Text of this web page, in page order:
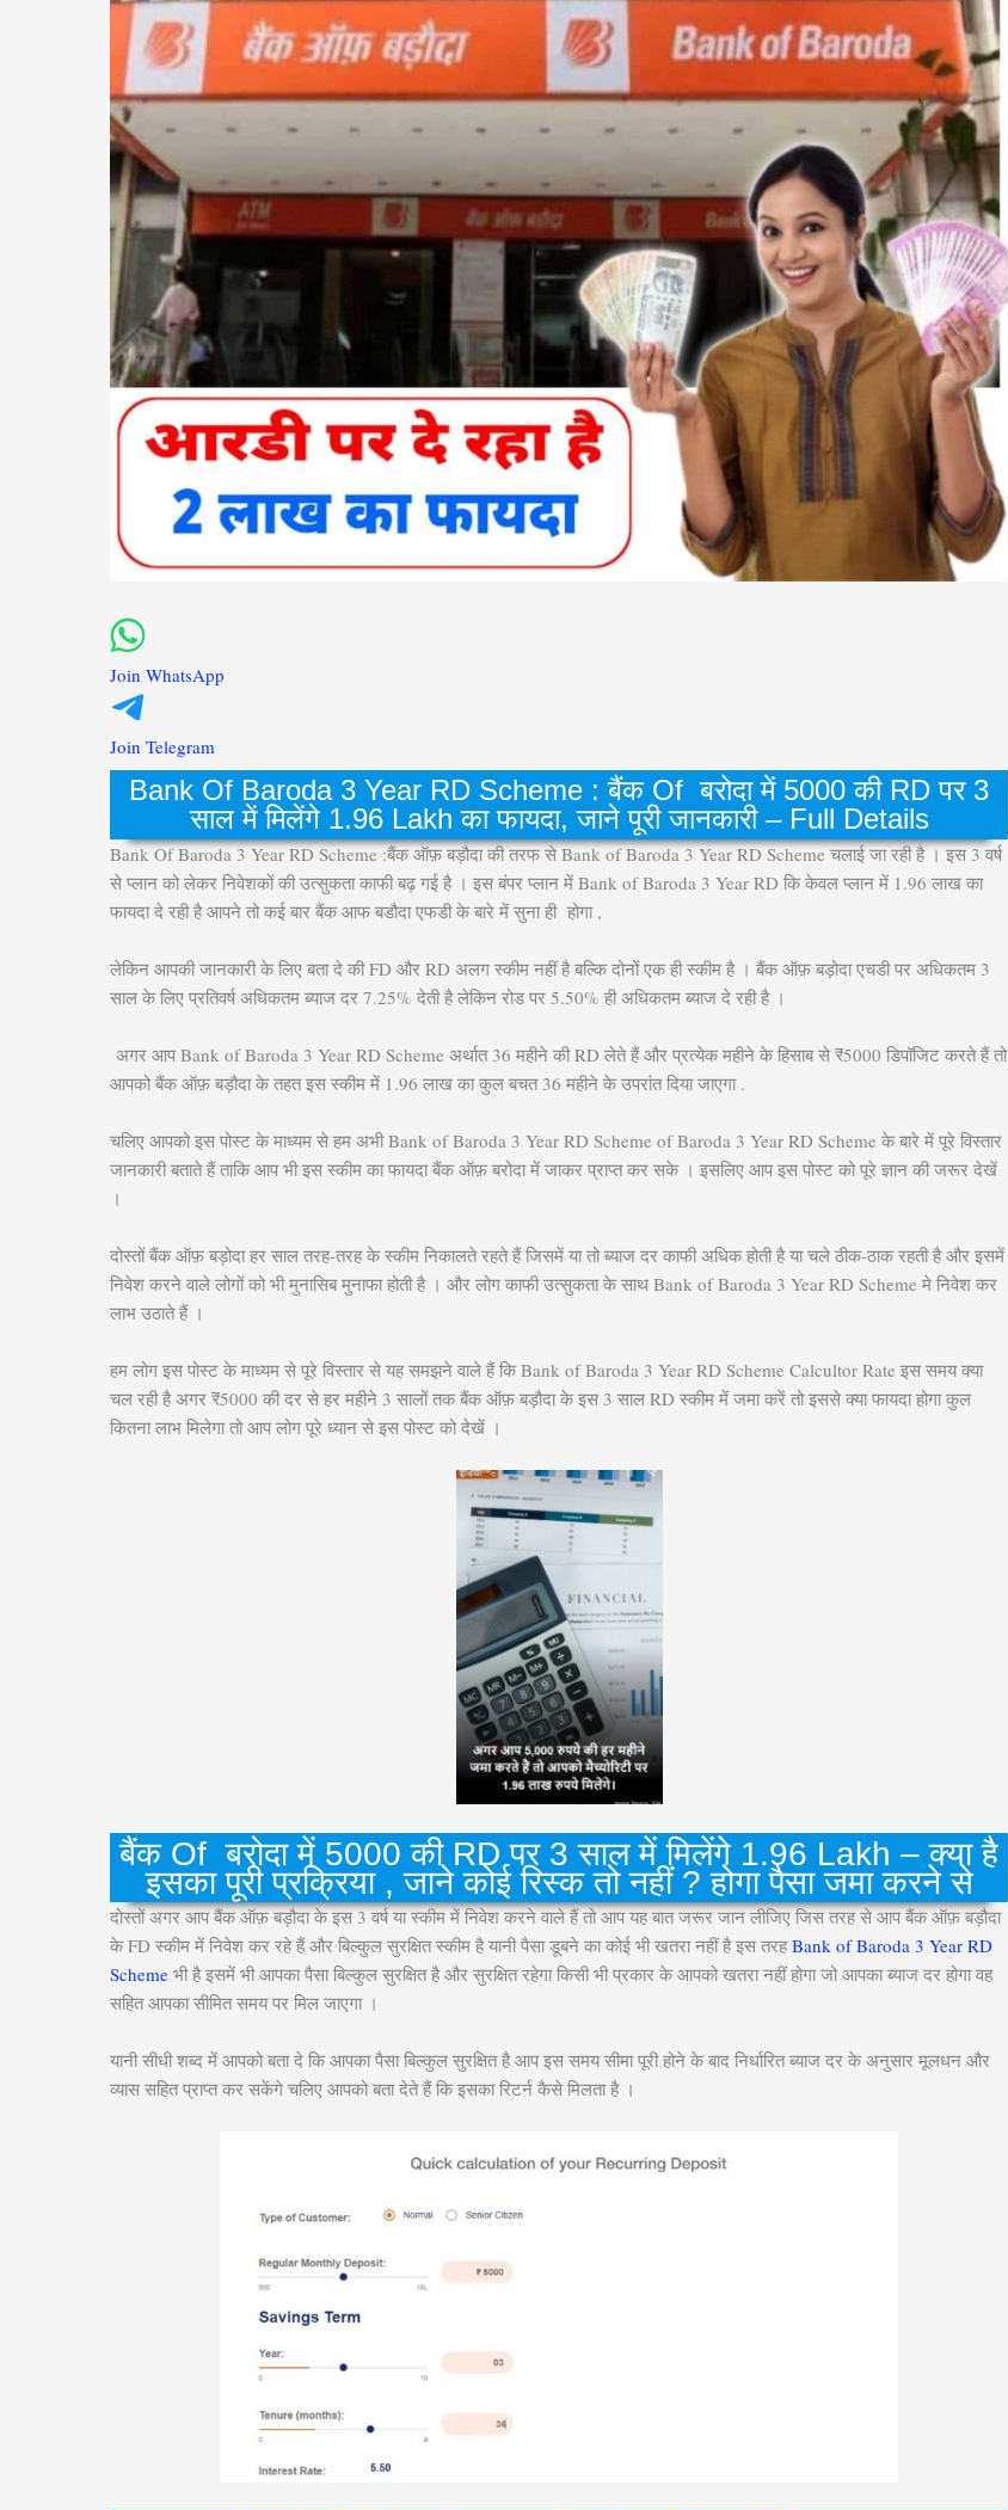
Join WhatsApp
Join Telegram
Bank Of Baroda 3 Year RD Scheme : बैंक Of बरोदा में 5000 की RD पर 3
साल में मिलेंगे 1.96 Lakh का फायदा, जाने पूरी जानकारी – Full Details
Bank Of Baroda 3 Year RD Scheme :बैंक ऑफ़ बड़ौदा की तरफ से Bank of Baroda 3 Year RD Scheme चलाई जा रही है । इस 3 वर्ष
से प्लान को लेकर निवेशकों की उत्सुकता काफी बढ़ गई है । इस बंपर प्लान में Bank of Baroda 3 Year RD कि केवल प्लान में 1.96 लाख का
फायदा दे रही है आपने तो कई बार बैंक आफ बडौदा एफडी के बारे में सुना ही होगा ,
लेकिन आपकी जानकारी के लिए बता दे की FD और RD अलग स्कीम नहीं है बल्कि दोनों एक ही स्कीम है । बैंक ऑफ़ बड़ोदा एचडी पर अधिकतम 3
साल के लिए प्रतिवर्ष अधिकतम ब्याज दर 7.25% देती है लेकिन रोड पर 5.50% ही अधिकतम ब्याज दे रही है ।
अगर आप Bank of Baroda 3 Year RD Scheme अर्थात 36 महीने की RD लेते हैं और प्रत्येक महीने के हिसाब से ₹5000 डिपॉजिट करते हैं तो
आपको बैंक ऑफ़ बड़ौदा के तहत इस स्कीम में 1.96 लाख का कुल बचत 36 महीने के उपरांत दिया जाएगा .
चलिए आपको इस पोस्ट के माध्यम से हम अभी Bank of Baroda 3 Year RD Scheme of Baroda 3 Year RD Scheme के बारे में पूरे विस्तार
जानकारी बताते हैं ताकि आप भी इस स्कीम का फायदा बैंक ऑफ़ बरोदा में जाकर प्राप्त कर सके । इसलिए आप इस पोस्ट को पूरे ज्ञान की जरूर देखें
।
दोस्तों बैंक ऑफ़ बड़ोदा हर साल तरह-तरह के स्कीम निकालते रहते हैं जिसमें या तो ब्याज दर काफी अधिक होती है या चले ठीक-ठाक रहती है और इसमें
निवेश करने वाले लोगों को भी मुनासिब मुनाफा होती है । और लोग काफी उत्सुकता के साथ Bank of Baroda 3 Year RD Scheme मे निवेश कर
लाभ उठाते हैं ।
हम लोग इस पोस्ट के माध्यम से पूरे विस्तार से यह समझने वाले हैं कि Bank of Baroda 3 Year RD Scheme Calcultor Rate इस समय क्या
चल रही है अगर ₹5000 की दर से हर महीने 3 सालों तक बैंक ऑफ़ बड़ौदा के इस 3 साल RD स्कीम में जमा करें तो इससे क्या फायदा होगा कुल
कितना लाभ मिलेगा तो आप लोग पूरे ध्यान से इस पोस्ट को देखें ।
बैंक Of बरोदा में 5000 की RD पर 3 साल में मिलेंगे 1.96 Lakh – क्या है
इसका पूरी प्रक्रिया , जाने कोई रिस्क तो नहीं ? होगा पैसा जमा करने से
दोस्तों अगर आप बैंक ऑफ़ बड़ौदा के इस 3 वर्ष या स्कीम में निवेश करने वाले हैं तो आप यह बात जरूर जान लीजिए जिस तरह से आप बैंक ऑफ़ बड़ौदा
के FD स्कीम में निवेश कर रहे हैं और बिल्कुल सुरक्षित स्कीम है यानी पैसा डूबने का कोई भी खतरा नहीं है इस तरहBank of Baroda 3 Year RD
Scheme भी है इसमें भी आपका पैसा बिल्कुल सुरक्षित है और सुरक्षित रहेगा किसी भी प्रकार के आपको खतरा नहीं होगा जो आपका ब्याज दर होगा वह
सहित आपका सीमित समय पर मिल जाएगा ।
यानी सीधी शब्द में आपको बता दे कि आपका पैसा बिल्कुल सुरक्षित है आप इस समय सीमा पूरी होने के बाद निर्धारित ब्याज दर के अनुसार मूलधन और
व्यास सहित प्राप्त कर सकेंगे चलिए आपको बता देते हैं कि इसका रिटर्न कैसे मिलता है ।